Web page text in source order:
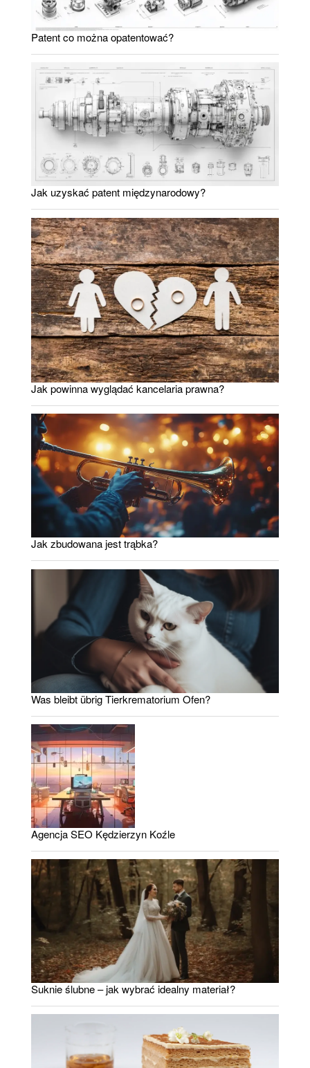
Patent co można opatentować?
Jak uzyskać patent międzynarodowy?
Jak powinna wyglądać kancelaria prawna?
Jak zbudowana jest trąbka?
Was bleibt übrig Tierkrematorium Ofen?
Agencja SEO Kędzierzyn Koźle
Suknie ślubne – jak wybrać idealny materiał?